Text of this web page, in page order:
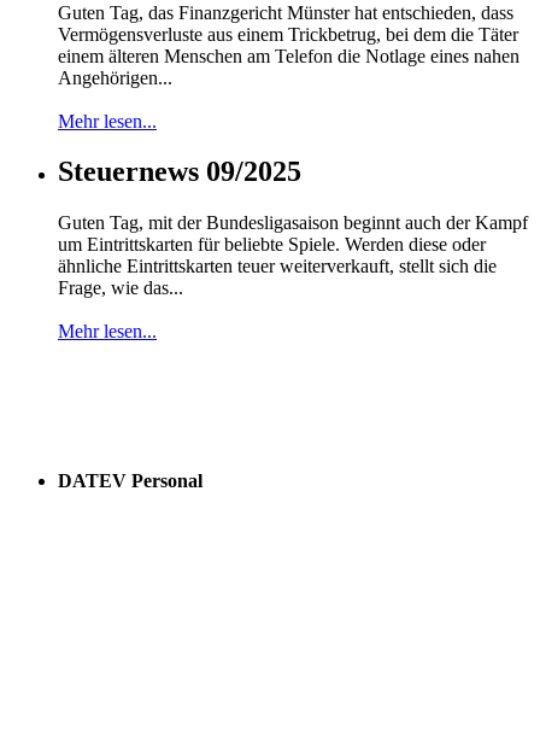
Guten Tag, das Finanzgericht Münster hat entschieden, dass
Vermögensverluste aus einem Trickbetrug, bei dem die Täter
einem älteren Menschen am Telefon die Notlage eines nahen
Angehörigen...
Mehr lesen...
Steuernews 09/2025
Guten Tag, mit der Bundesligasaison beginnt auch der Kampf
um Eintrittskarten für beliebte Spiele. Werden diese oder
ähnliche Eintrittskarten teuer weiterverkauft, stellt sich die
Frage, wie das...
Mehr lesen...
DATEV Personal